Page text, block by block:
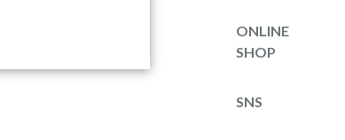
ONLINE
SHOP
SNS